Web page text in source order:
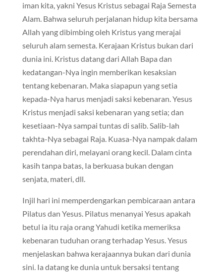
iman kita, yakni Yesus Kristus sebagai Raja Semesta
Alam. Bahwa seluruh perjalanan hidup kita bersama
Allah yang dibimbing oleh Kristus yang merajai
seluruh alam semesta. Kerajaan Kristus bukan dari
dunia ini. Kristus datang dari Allah Bapa dan
kedatangan-Nya ingin memberikan kesaksian
tentang kebenaran. Maka siapapun yang setia
kepada-Nya harus menjadi saksi kebenaran. Yesus
Kristus menjadi saksi kebenaran yang setia; dan
kesetiaan-Nya sampai tuntas di salib. Salib-lah
takhta-Nya sebagai Raja. Kuasa-Nya nampak dalam
perendahan diri, melayani orang kecil. Dalam cinta
kasih tanpa batas, Ia berkuasa bukan dengan
senjata, materi, dll.
Injil hari ini memperdengarkan pembicaraan antara
Pilatus dan Yesus. Pilatus menanyai Yesus apakah
betul ia itu raja orang Yahudi ketika memeriksa
kebenaran tuduhan orang terhadap Yesus. Yesus
menjelaskan bahwa kerajaannya bukan dari dunia
sini. Ia datang ke dunia untuk bersaksi tentang